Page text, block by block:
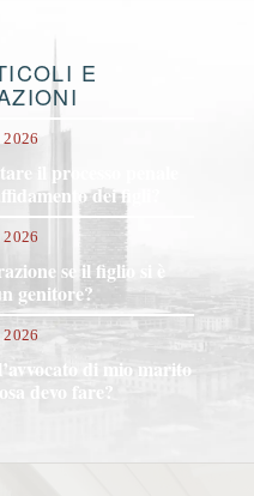
E
il processo penale
dei figli?
se il figlio si è
genitore?
di mio marito
devo fare?